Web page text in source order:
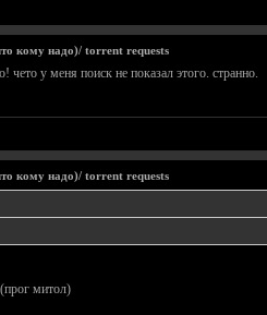
кому надо)/ torrent requests
чето у меня поиск не показал этого. странно.
кому надо)/ torrent requests
митол)